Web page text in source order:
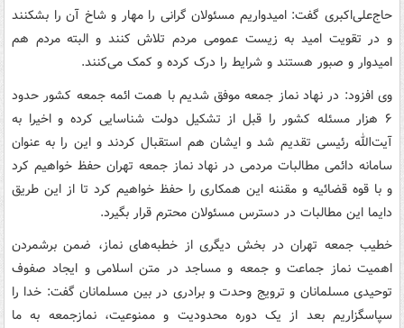
حاج‌علی‌اکبری گفت: امیدواریم مسئولان گرانی را مهار و شاخ آن را بشکنند
و در تقویت امید به زیست عمومی مردم تلاش کنند و البته مردم هم
امیدوار و صبور هستند و شرایط را درک کرده و کمک می‌کنند.
وی افزود: در نهاد نماز جمعه موفق شدیم با همت ائمه جمعه کشور حدود
۶ هزار مسئله کشور را قبل از تشکیل دولت شناسایی کرده و اخیرا به
آیت‌الله رئیسی تقدیم شد و ایشان هم استقبال کردند و این را به عنوان
سامانه دائمی مطالبات مردمی در نهاد نماز جمعه تهران حفظ خواهیم کرد
و با قوه قضائیه و مقننه این همکاری را حفظ خواهیم کرد تا از این طریق
دایما این مطالبات در دسترس مسئولان محترم قرار بگیرد.
خطیب جمعه تهران در بخش دیگری از خطبه‌های نماز، ضمن برشمردن
اهمیت نماز جماعت و جمعه و مساجد در متن اسلامی و ایجاد صفوف
توحیدی مسلمانان و ترویج وحدت و برادری در بین مسلمانان گفت: خدا را
سپاسگزاریم بعد از یک دوره محدودیت و ممنوعیت، نمازجمعه به ما